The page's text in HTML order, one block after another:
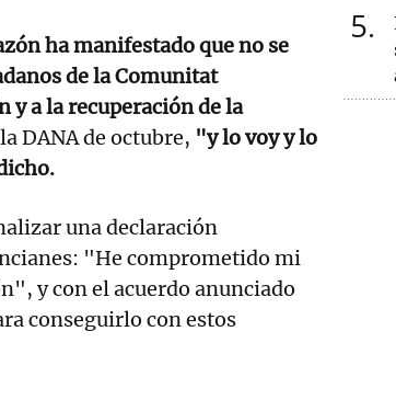
ha manifestado que no se
de la Comunitat
y a la recuperación de la
DANA de octubre, "y lo voy y lo
una declaración
"He comprometido mi
y con el acuerdo anunciado
conseguirlo con estos
5